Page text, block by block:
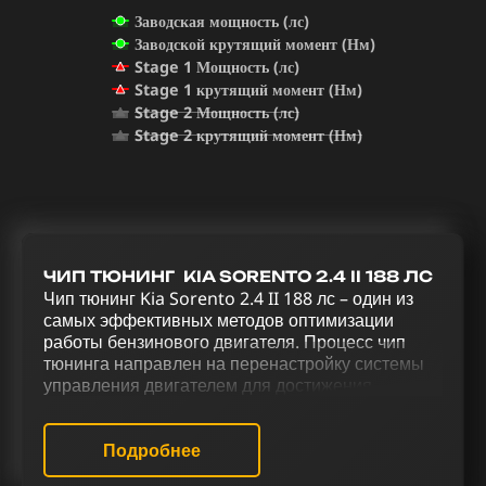
Заводская мощность (лс)
Заводской крутящий момент (Нм)
Stage 1 Мощность (лс)
Stage 1 крутящий момент (Нм)
Stage 2 Мощность (лс)
Stage 2 крутящий момент (Нм)
ЧИП ТЮНИНГ KIA SORENTO 2.4 II 188 ЛС
Чип тюнинг Kia Sorento 2.4 II 188 лс – один из
самых эффективных методов оптимизации
работы бензинового двигателя. Процесс чип
тюнинга направлен на перенастройку системы
управления двигателем для достижения
повышения мощности, эффективности и
оптимизации управления Kia Sorento 2.4 II 188
лс используется комплексный тюнинг, включая
Подробнее